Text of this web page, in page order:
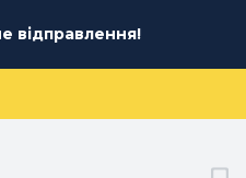
відправлення!